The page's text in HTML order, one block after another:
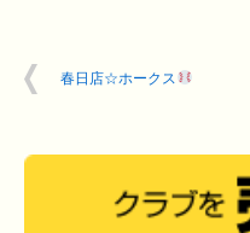
春日店☆ホークス